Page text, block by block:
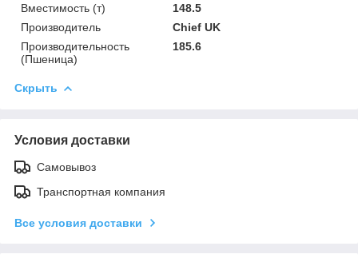
Вместимость (т)
148.5
Производитель
Chief UK
Производительность
(Пшеница)
185.6
Скрыть
Условия доставки
Самовывоз
Транспортная компания
Все условия доставки